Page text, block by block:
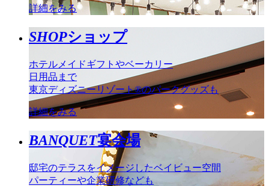
詳細をみる
SHOPショップ
ホテルメイドギフトやベーカリー
日用品まで
東京ディズニーリゾート®のパークグッズも
詳細をみる
BANQUET宴会場
邸宅のテラスをイメージしたベイビュー空間
パーティーや企業研修なども